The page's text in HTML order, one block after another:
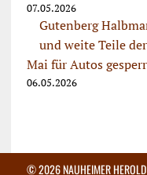
07.05.2026
Gutenberg
und weite Teile
Mai für Autos
06.05.2026
© 2026 NAUHEIMER HEROLD